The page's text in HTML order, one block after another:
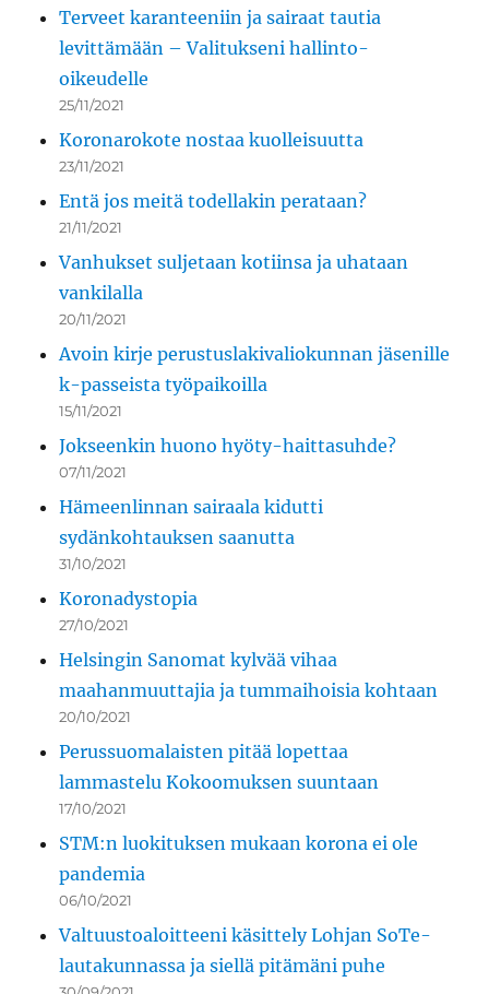
Terveet karanteeniin ja sairaat tautia
levittämään – Valitukseni hallinto-
oikeudelle
25/11/2021
Koronarokote nostaa kuolleisuutta
23/11/2021
Entä jos meitä todellakin perataan?
21/11/2021
Vanhukset suljetaan kotiinsa ja uhataan
vankilalla
20/11/2021
Avoin kirje perustuslakivaliokunnan jäsenille
k-passeista työpaikoilla
15/11/2021
Jokseenkin huono hyöty-haittasuhde?
07/11/2021
Hämeenlinnan sairaala kidutti
sydänkohtauksen saanutta
31/10/2021
Koronadystopia
27/10/2021
Helsingin Sanomat kylvää vihaa
maahanmuuttajia ja tummaihoisia kohtaan
20/10/2021
Perussuomalaisten pitää lopettaa
lammastelu Kokoomuksen suuntaan
17/10/2021
STM:n luokituksen mukaan korona ei ole
pandemia
06/10/2021
Valtuustoaloitteeni käsittely Lohjan SoTe-
lautakunnassa ja siellä pitämäni puhe